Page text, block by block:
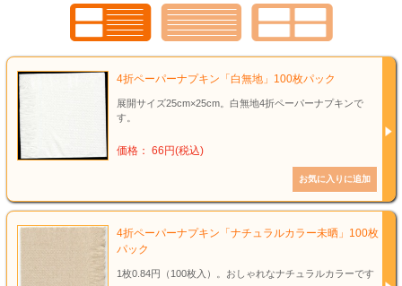
4折ペーパーナプキン「白無地」100枚パック
展開サイズ25cm×25cm。白無地4折ペーパーナプキンで
す。
価格： 66円(税込)
4折ペーパーナプキン「ナチュラルカラー未晒」100枚
パック
1枚0.84円（100枚入）。おしゃれなナチュラルカラーです